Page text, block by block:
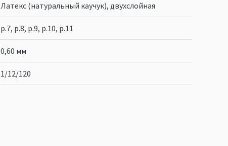
Латекс (натуральный каучук), двухслойная
р.7, р.8, р.9, р.10, р.11
0,60 мм
1/12/120